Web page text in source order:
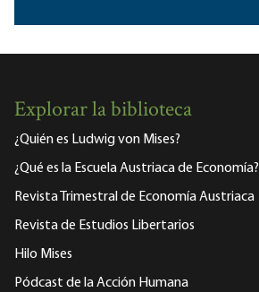
Explorar la biblioteca
¿Quién es Ludwig von Mises?
¿Qué es la Escuela Austriaca de Economía?
Revista Trimestral de Economía Austriaca
Revista de Estudios Libertarios
Hilo Mises
Pódcast de la Acción Humana